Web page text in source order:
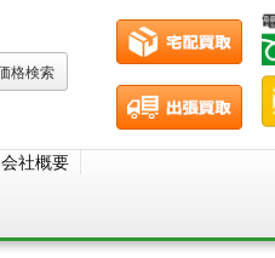
会社概要